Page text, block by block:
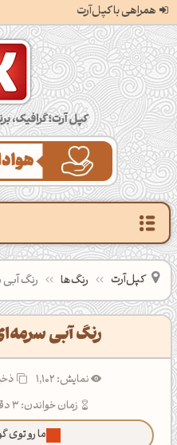
همراهی با کپل‌آرت کپل‌آرت؛
کپل‌آرت رنگ‌ها رنگ
رنگ آبی سرمه‌ای با
نمایش: 1,102
زمان خواندن: 3 دقیقه
ما رو توی